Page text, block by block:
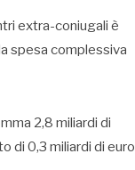
extra-coniugali è
spesa complessiva
2,8 miliardi di
di 0,3 miliardi di euro